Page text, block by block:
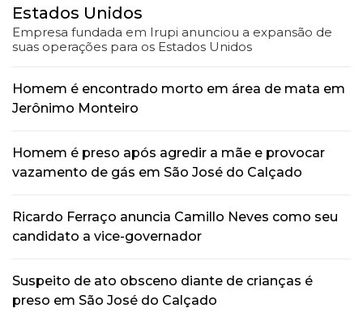
Estados Unidos
Empresa fundada em Irupi anunciou a expansão de
suas operações para os Estados Unidos
Homem é encontrado morto em área de mata em
Jerônimo Monteiro
Homem é preso após agredir a mãe e provocar
vazamento de gás em São José do Calçado
Ricardo Ferraço anuncia Camillo Neves como seu
candidato a vice-governador
Suspeito de ato obsceno diante de crianças é
preso em São José do Calçado